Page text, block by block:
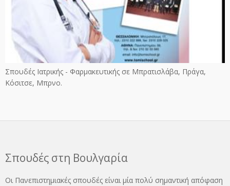
Σπουδές Ιατρικής - Φαρμακευτικής σε Μπρατισλάβα, Πράγα,
Κόσιτσε, Μπρνο.
Σπουδές στη Βουλγαρία
Οι Πανεπιστημιακές σπουδές είναι μία πολύ σημαντική απόφαση